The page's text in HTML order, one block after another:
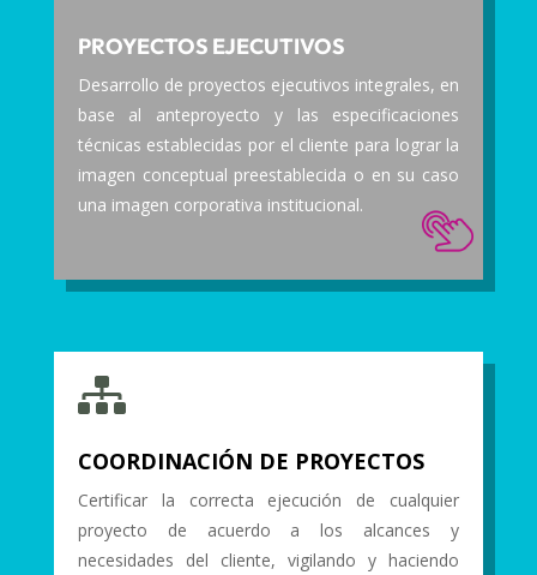
PROYECTOS EJECUTIVOS
Desarrollo de proyectos ejecutivos integrales, en
base al anteproyecto y las especificaciones
técnicas establecidas por el cliente para lograr la
imagen conceptual preestablecida o en su caso
una imagen corporativa institucional.

COORDINACIÓN DE PROYECTOS
Certificar la correcta ejecución de cualquier
proyecto de acuerdo a los alcances y
necesidades del cliente, vigilando y haciendo